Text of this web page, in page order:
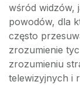
wśród widzów,
powodów, dla
często
zrozumienie
zrozumieniu
telewizyjnych i